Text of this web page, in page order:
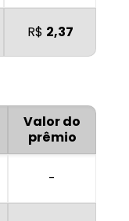
R$ 2,37
Valor do
prêmio
-